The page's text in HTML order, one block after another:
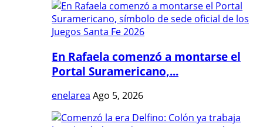
En Rafaela comenzó a montarse el
Portal Suramericano,...
enelarea Ago 5, 2026